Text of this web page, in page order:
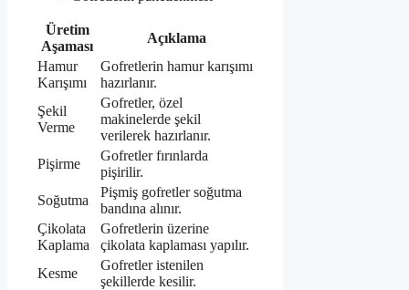
Üretim
Aşaması
Açıklama
Hamur
Karışımı
Gofretlerin hamur karışımı
hazırlanır.
Şekil
Verme
Gofretler, özel
makinelerde şekil
verilerek hazırlanır.
Pişirme
Gofretler fırınlarda
pişirilir.
Soğutma
Pişmiş gofretler soğutma
bandına alınır.
Çikolata
Kaplama
Gofretlerin üzerine
çikolata kaplaması yapılır.
Kesme
Gofretler istenilen
şekillerde kesilir.